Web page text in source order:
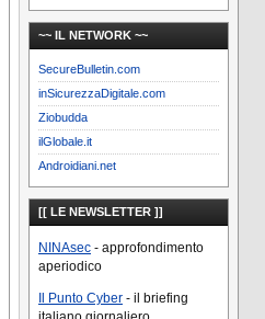
~~ IL NETWORK ~~
SecureBulletin.com
inSicurezzaDigitale.com
Ziobudda
ilGlobale.it
Androidiani.net
[[ LE NEWSLETTER ]]
NINAsec - approfondimento
aperiodico
Il Punto Cyber - il briefing